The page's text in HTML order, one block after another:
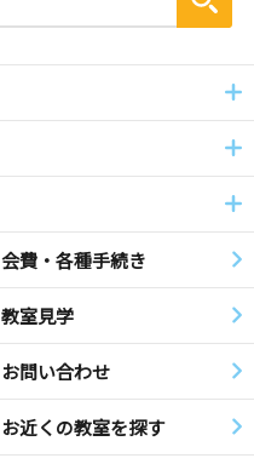
会費・各種手続き
教室見学
お問い合わせ
お近くの教室を探す